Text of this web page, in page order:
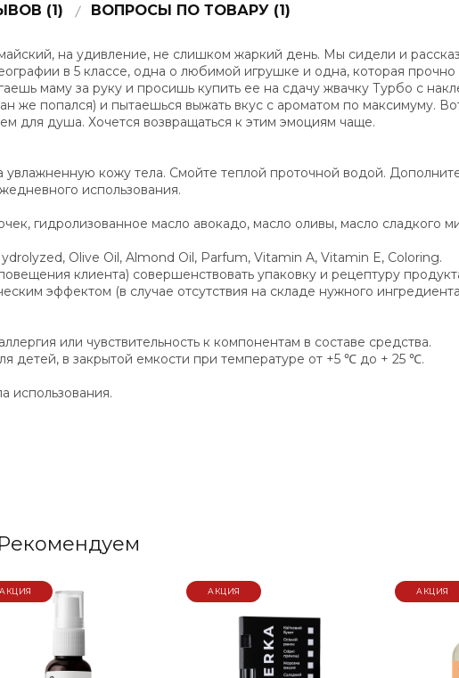
(1) ВОПРОСЫ ПО ТОВАРУ (1)
на удивление, не слишком жаркий день. Мы сидели и
в 5 классе, одна о любимой игрушке и одна, которая прочно
маму за руку и просишь купить ее на сдачу жвачку Турбо с
же попался) и пытаешься выжать вкус с ароматом по максимуму.
для душа. Хочется возвращаться к этим эмоциям чаще.
кожу тела. Смойте теплой проточной водой.
использования.
гидролизованное масло авокадо, масло оливы, масло сладкого
Olive Oil, Almond Oil, Parfum, Vitamin A, Vitamin E, Coloring.
клиента) совершенствовать упаковку и рецептуру
эффектом (в случае отсутствия на складе нужного
или чувствительность к компонентам в составе средства.
детей, в закрытой емкости при температуре от +5 ℃ до + 25 ℃.
использования.
Рекомендуем
АКЦИЯ АКЦИЯ АКЦИЯ